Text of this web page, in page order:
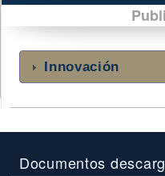
Innovación
Documentos